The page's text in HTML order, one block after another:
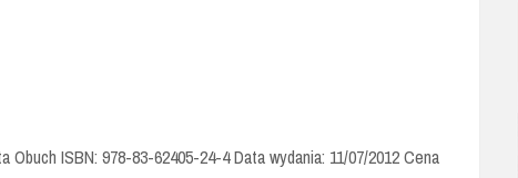
Obuch ISBN: 978-83-62405-24-4 Data wydania: 11/07/2012 Cena